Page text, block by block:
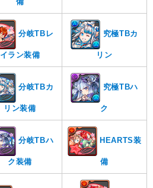
分岐TBレ
イラン装備
究極TBカ
リン
分岐TBカ
リン装備
究極TBハ
ク
分岐TBハ
ク装備
HEARTS装
備